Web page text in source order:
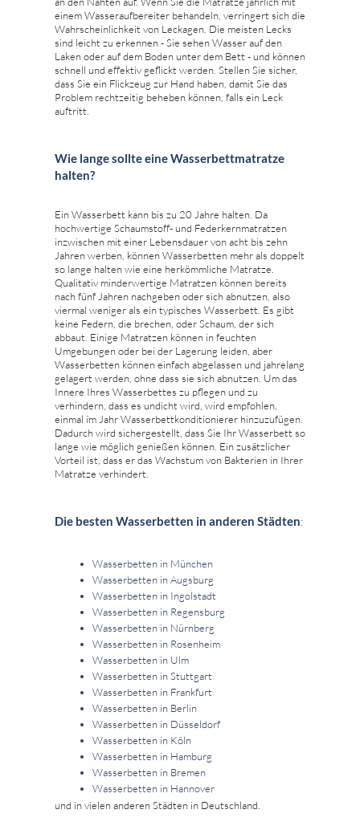
einem Wasseraufbereiter behandeln, verringert sich die
Wahrscheinlichkeit von Leckagen. Die meisten Lecks
sind leicht zu erkennen - Sie sehen Wasser auf den
Laken oder auf dem Boden unter dem Bett - und können
schnell und effektiv geflickt werden. Stellen Sie sicher,
dass Sie ein Flickzeug zur Hand haben, damit Sie das
Problem rechtzeitig beheben können, falls ein Leck
auftritt.
Wie lange sollte eine Wasserbettmatratze
halten?
Ein Wasserbett kann bis zu 20 Jahre halten. Da
hochwertige Schaumstoff- und Federkernmatratzen
inzwischen mit einer Lebensdauer von acht bis zehn
Jahren werben, können Wasserbetten mehr als doppelt
so lange halten wie eine herkömmliche Matratze.
Qualitativ minderwertige Matratzen können bereits
nach fünf Jahren nachgeben oder sich abnutzen, also
viermal weniger als ein typisches Wasserbett. Es gibt
keine Federn, die brechen, oder Schaum, der sich
abbaut. Einige Matratzen können in feuchten
Umgebungen oder bei der Lagerung leiden, aber
Wasserbetten können einfach abgelassen und jahrelang
gelagert werden, ohne dass sie sich abnutzen. Um das
Innere Ihres Wasserbettes zu pflegen und zu
verhindern, dass es undicht wird, wird empfohlen,
einmal im Jahr Wasserbettkonditionierer hinzuzufügen.
Dadurch wird sichergestellt, dass Sie Ihr Wasserbett so
lange wie möglich genießen können. Ein zusätzlicher
Vorteil ist, dass er das Wachstum von Bakterien in Ihrer
Matratze verhindert.
Die besten Wasserbetten in anderen Städten:
Wasserbetten in München
Wasserbetten in Augsburg
Wasserbetten in Ingolstadt
Wasserbetten in Regensburg
Wasserbetten in Nürnberg
Wasserbetten in Rosenheim
Wasserbetten in Ulm
Wasserbetten in Stuttgart
Wasserbetten in Frankfurt
Wasserbetten in Berlin
Wasserbetten in Düsseldorf
Wasserbetten in Köln
Wasserbetten in Hamburg
Wasserbetten in Bremen
Wasserbetten in Hannover
und in vielen anderen Städten in Deutschland.